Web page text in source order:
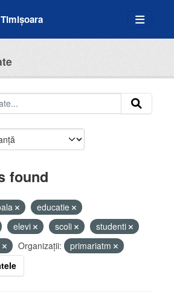
found
educatie
elevi scoli
studenti
Organizații:
primariatm